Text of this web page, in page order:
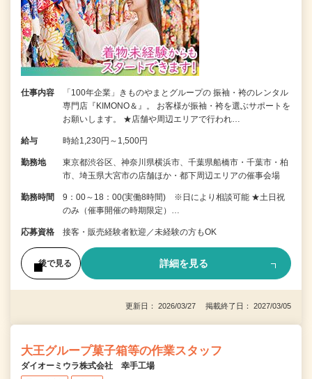
仕事内容
「100年企業」きものやまとグループの 振袖・袴のレンタル
専門店『KIMONO＆』。 お客様が振袖・袴を選ぶサポートを
お願いします。 ★店舗や周辺エリアで行われ…
給与 時給1,230円～1,500円
勤務地
東京都渋谷区、神奈川県横浜市、千葉県船橋市・千葉市・柏
市、埼玉県大宮市の店舗ほか・都下周辺エリアの催事会場
勤務時間
9：00～18：00(実働8時間) ※日により相談可能 ★土日祝
のみ（催事開催の時期限定）…
応募資格 接客・販売経験者歓迎／未経験の方もOK
後で見る 詳細を見る
更新日： 2026/03/27 掲載終了日： 2027/03/05
大王グループ菓子箱等の作業スタッフ
ダイオーミウラ株式会社 幸手工場